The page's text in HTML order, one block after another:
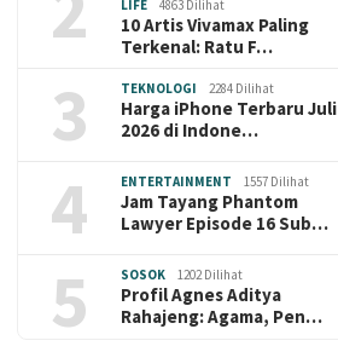
LIFE
4863 Dilihat
10 Artis Vivamax Paling
Terkenal: Ratu F…
3 TEKNOLOGI 2284 Dilihat
Harga iPhone Terbaru Juli
2026 di Indone…
4 ENTERTAINMENT 1557 Dilihat
Jam Tayang Phantom
Lawyer Episode 16 Sub…
5 SOSOK 1202 Dilihat
Profil Agnes Aditya
Rahajeng: Agama, Pen…